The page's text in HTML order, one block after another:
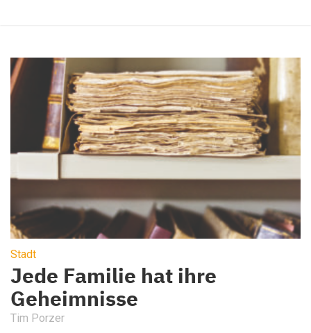
Stadt
Jede Familie hat ihre
Geheimnisse
Tim Porzer